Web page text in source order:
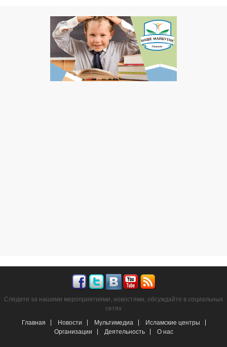
Следите за нашими мероприятиями, новостями, обсуждайте в социальных
сетях
Главная
Новости Мультимедиа
Исламские центры
Организации
Деятельность О нас